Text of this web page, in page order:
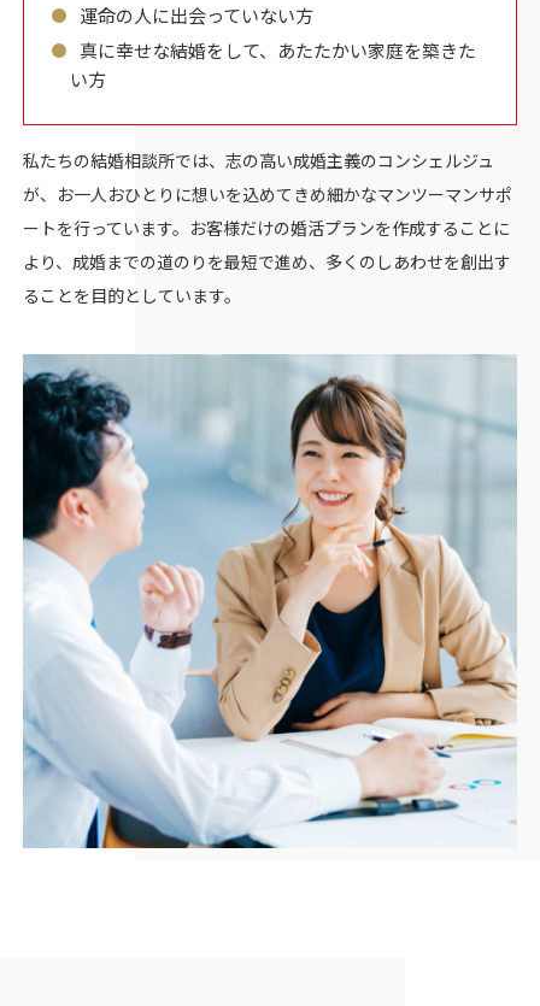
運命の人に出会っていない方
真に幸せな結婚をして、あたたかい家庭を築きた
い方
私たちの結婚相談所では、志の高い成婚主義のコンシェルジュ
が、お一人おひとりに想いを込めてきめ細かなマンツーマンサポ
ートを行っています。お客様だけの婚活プランを作成することに
より、成婚までの道のりを最短で進め、多くのしあわせを創出す
ることを目的としています。